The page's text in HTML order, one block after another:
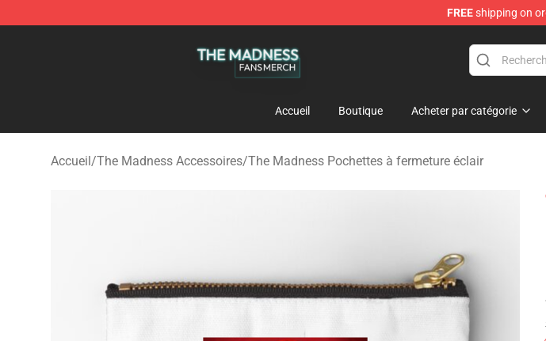
FREEshipping on
Accueil Boutique Acheter par catégorie
Accueil/The Madness Accessoires/The Madness Pochettes à fermeture éclair